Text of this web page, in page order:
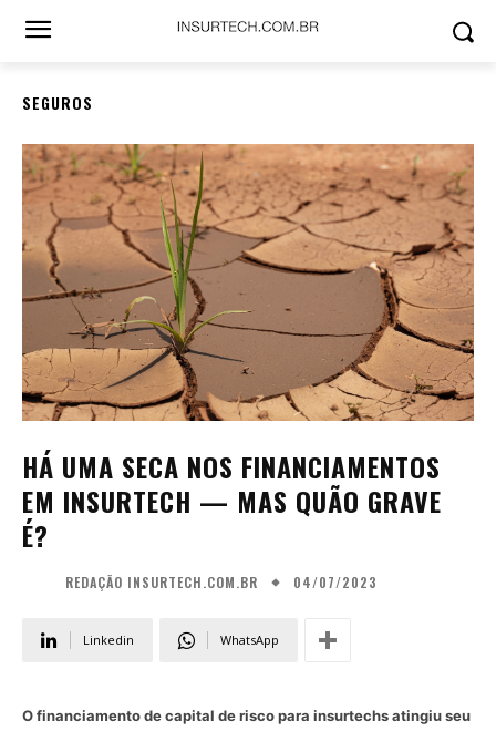
SEGUROS
HÁ UMA SECA NOS FINANCIAMENTOS
EM INSURTECH — MAS QUÃO GRAVE
É?
REDAÇÃO INSURTECH.COM.BR 04/07/2023
Linkedin WhatsApp
O financiamento de capital de risco para insurtechs atingiu seu